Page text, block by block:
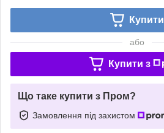
Купити
або
Купити з
Що таке купити з Пром?
Замовлення під захистом